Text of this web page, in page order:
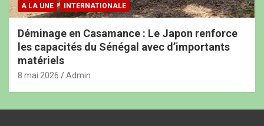
A LA UNE INTERNATIONALE
Déminage en Casamance : Le Japon renforce
les capacités du Sénégal avec d’importants
matériels
8 mai 2026 Admin